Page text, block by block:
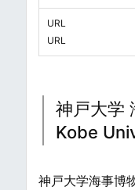
URL
URL
神戸大学
Kobe
神戸大学海事博